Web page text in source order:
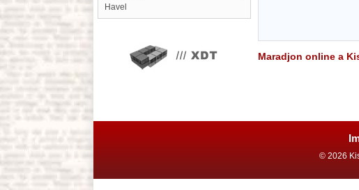
Havel
Maradjon online a
© 2026